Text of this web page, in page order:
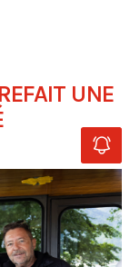
UNE